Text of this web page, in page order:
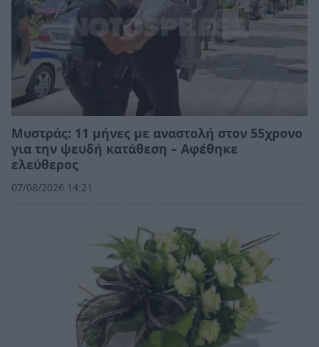
Μυστράς: 11 μήνες με αναστολή στον 55χρονο
για την ψευδή κατάθεση – Αφέθηκε
ελεύθερος
07/08/2026 14:21